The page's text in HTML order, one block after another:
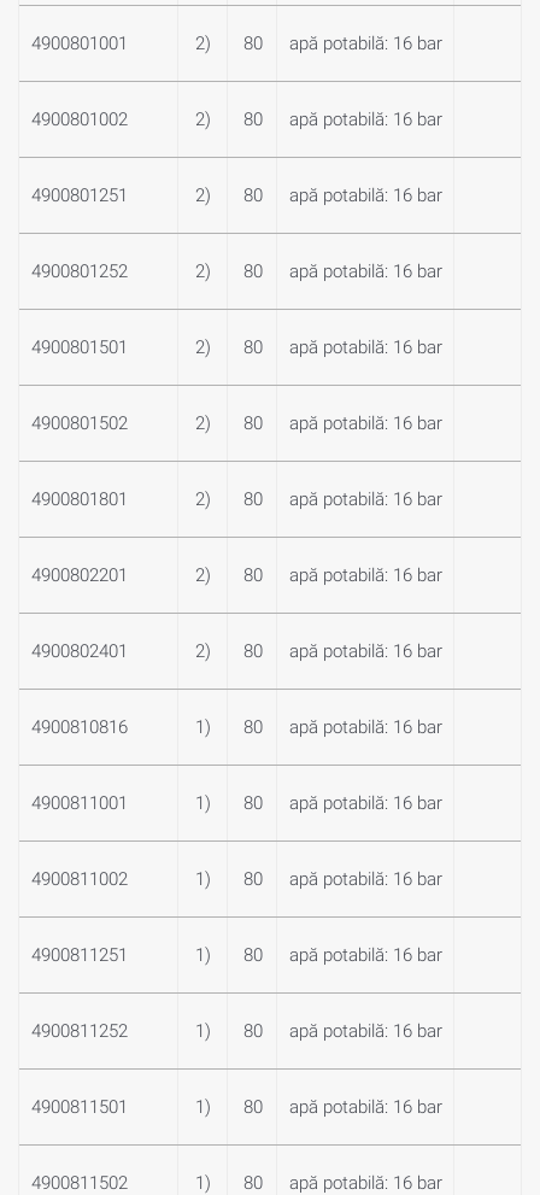
4900801001 2) 80 apă potabilă: 16 bar
4900801002 2) 80 apă potabilă: 16 bar
4900801251 2) 80 apă potabilă: 16 bar
4900801252 2) 80 apă potabilă: 16 bar
4900801501 2) 80 apă potabilă: 16 bar
4900801502 2) 80 apă potabilă: 16 bar
4900801801 2) 80 apă potabilă: 16 bar
4900802201 2) 80 apă potabilă: 16 bar
4900802401 2) 80 apă potabilă: 16 bar
4900810816 1) 80 apă potabilă: 16 bar
4900811001 1) 80 apă potabilă: 16 bar
4900811002 1) 80 apă potabilă: 16 bar
4900811251 1) 80 apă potabilă: 16 bar
4900811252 1) 80 apă potabilă: 16 bar
4900811501 1) 80 apă potabilă: 16 bar
4900811502 1) 80 apă potabilă: 16 bar